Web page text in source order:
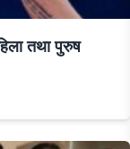
तथा पुरुष